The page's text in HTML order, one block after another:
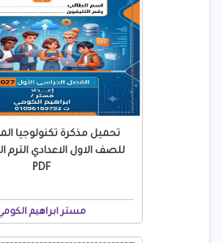
تحميل مذكرة تكنولوجيا
PDF
مستر ابراهيم